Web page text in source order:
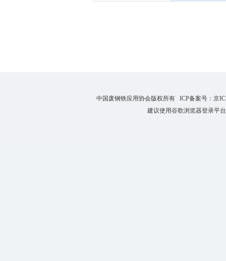
中国废钢铁应用协会版权所有 ICP备案号：京
建议使用谷歌浏览器登录平